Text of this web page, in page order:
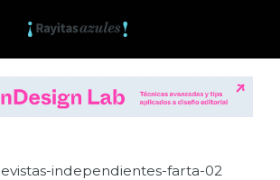
independientes-farta-02